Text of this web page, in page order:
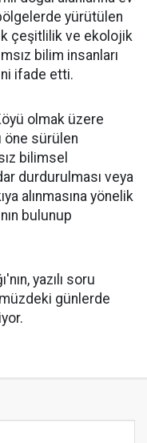
yürütülen
çeşitlilik ve ekolojik
bilim insanları
ifade etti.
olmak üzere
öne sürülen
bilimsel
durdurulması veya
alınmasına yönelik
bulunup
yazılı soru
günlerde